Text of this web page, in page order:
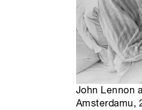
John Lennon
Amsterdamu,